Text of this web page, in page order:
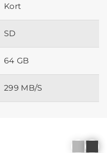
Kort
SD
64 GB
299 MB/S